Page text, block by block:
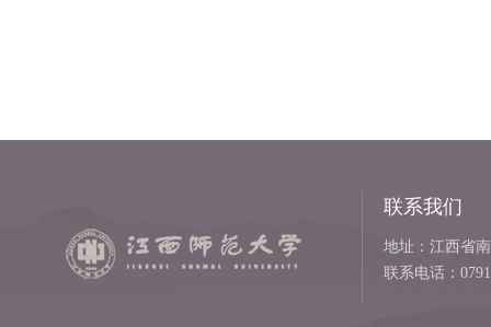
联系我们
地址：江西省
联系电话：